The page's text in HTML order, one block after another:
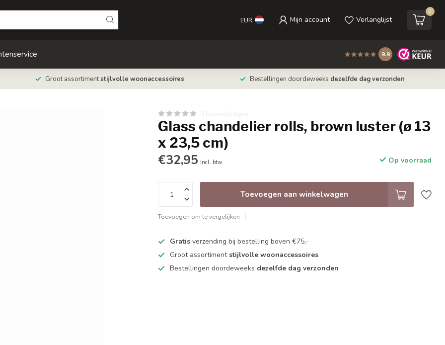
EUR Mijn account Verlanglijst
0
9.9
Groot assortimentstijlvolle woonaccessoires Bestellingen doordeweeks dezelfde dag verzonden
0 beoordelingen
Glass chandelier rolls, brown luster (ø 13
x 23,5 cm)
€32,95 Incl. btw Op voorraad
Toevoegen aan winkelwagen
Toevoegen om te vergelijken
Gratis verzending bij bestelling boven €75,-
Groot assortiment stijlvolle woonaccessoires
Bestellingen doordeweeks dezelfde dag verzonden